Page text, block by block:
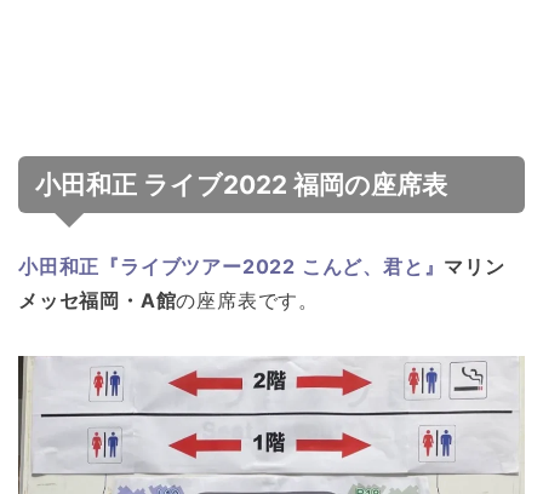
小田和正 ライブ2022 福岡の座席表
小田和正『ライブツアー2022 こんど、君と』 マリン
メッセ福岡・A館の座席表です。